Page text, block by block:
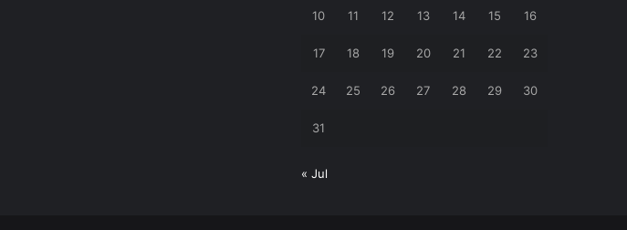
10 11 12 13 14 15 16
17 18 19 20 21 22 23
24 25 26 27 28 29 30
31
« Jul